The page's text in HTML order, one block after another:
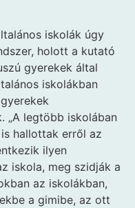
iskolák úgy
holott a kutató
gyerekek által
iskolákban
„A legtöbb iskolában
hallottak erről az
ilyen
iskola, meg szidják a
az iskolákban,
a gimibe, az ott